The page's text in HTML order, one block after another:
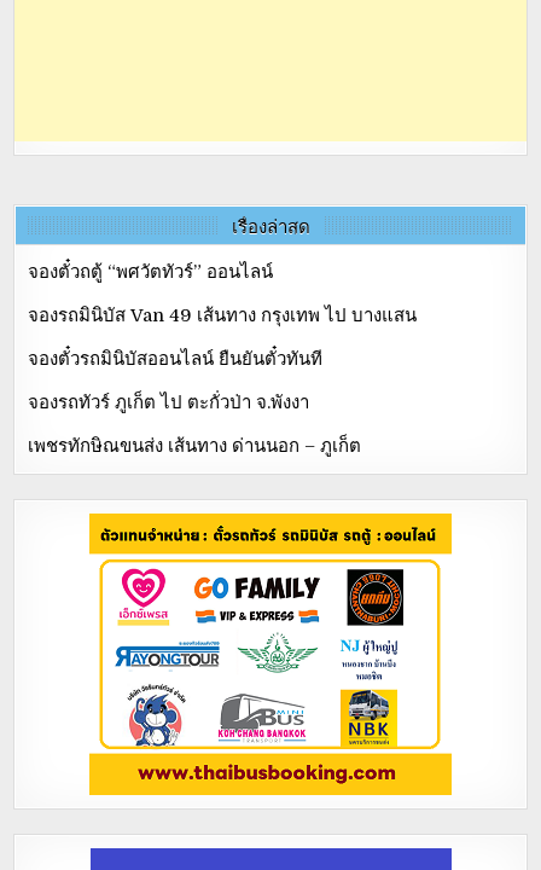
เรื่องล่าสุด
จองตั๋วถตู้ “พศวัตทัวร์” ออนไลน์
จองรถมินิบัส Van 49 เส้นทาง กรุงเทพ ไป บางแสน
จองตั๋วรถมินิบัสออนไลน์ ยืนยันตั๋วทันที
จองรถทัวร์ ภูเก็ต ไป ตะกั่วป่า จ.พังงา
เพชรทักษิณขนส่ง เส้นทาง ด่านนอก – ภูเก็ต